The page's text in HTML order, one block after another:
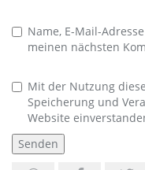
Name, E-Mail-
meinen nächsten
Mit der Nutzung
Speicherung und
Website